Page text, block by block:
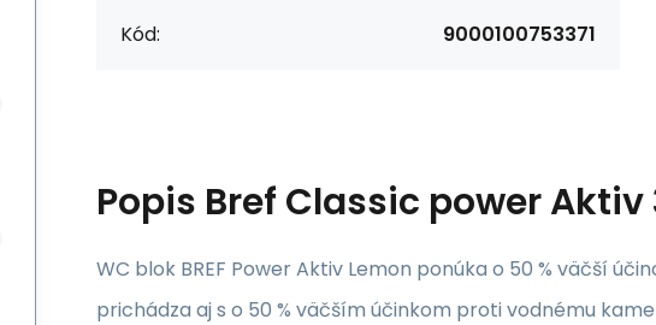
Kód: 9000100753371
Popis Bref Classic power Aktiv
WC blok BREF Power Aktiv Lemon ponúka o 50 % väčší
prichádza aj s o 50 % väčším účinkom proti vodnému